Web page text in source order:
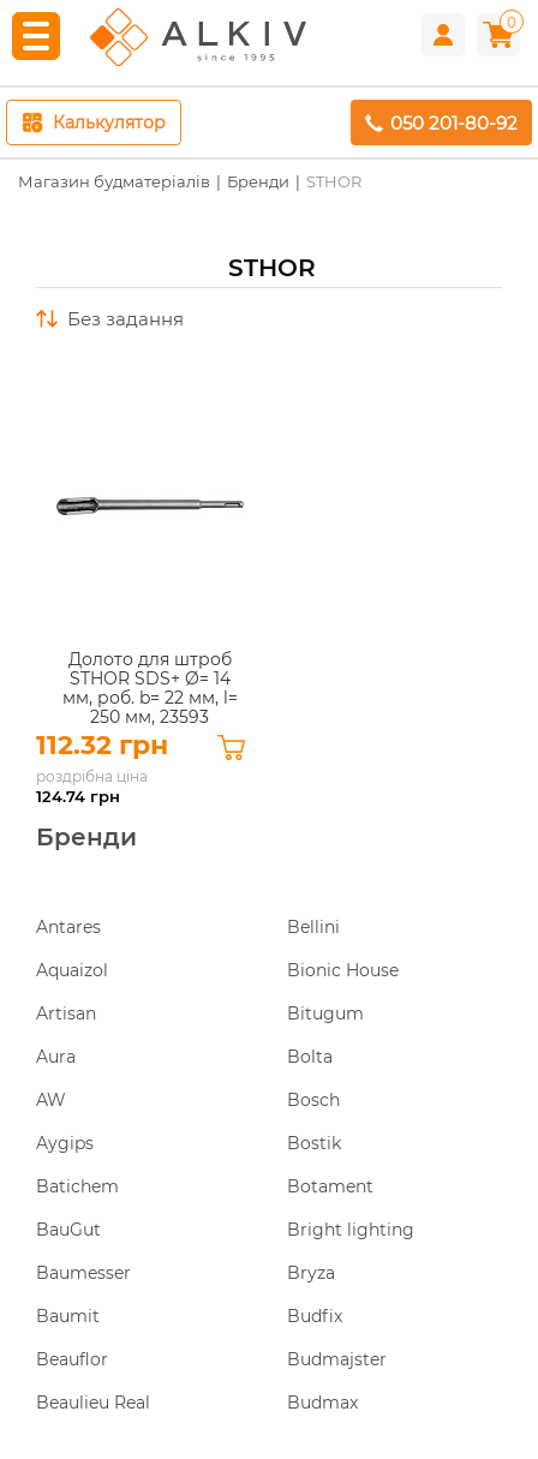
0
Калькулятор 050 201-80-92
Магазин будматеріалів Бренди STHOR
STHOR
без задання
Долото для штроб
STHOR SDS+ Ø= 14
мм, роб. b= 22 мм, l=
250 мм, 23593
112.32 грн
роздрібна ціна
124.74 грн
Бренди
Antares
Aquaizol
Artisan
Aura
AW
Aygips
Batichem
BauGut
Baumesser
Baumit
Beauflor
Beaulieu Real
Bellini
Bionic House
Bitugum
Bolta
Bosch
Bostik
Botament
Bright lighting
Bryza
Budfix
Budmajster
Budmax